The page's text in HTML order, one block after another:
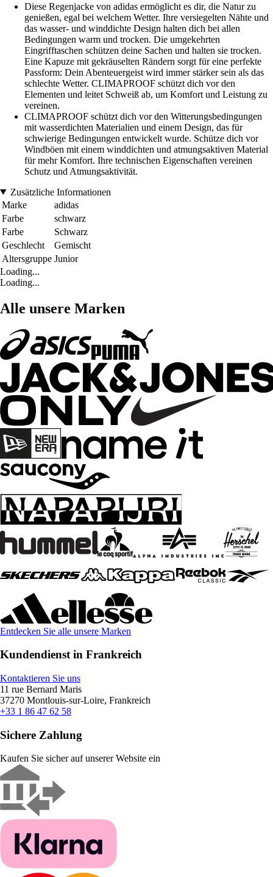
Diese Regenjacke von adidas ermöglicht es dir, die Natur zu
genießen, egal bei welchem Wetter. Ihre versiegelten Nähte und
das wasser- und winddichte Design halten dich bei allen
Bedingungen warm und trocken. Die umgekehrten
Eingrifftaschen schützen deine Sachen und halten sie trocken.
Eine Kapuze mit gekräuselten Rändern sorgt für eine perfekte
Passform: Dein Abenteuergeist wird immer stärker sein als das
schlechte Wetter. CLIMAPROOF schützt dich vor den
Elementen und leitet Schweiß ab, um Komfort und Leistung zu
vereinen.
CLIMAPROOF schützt dich vor den Witterungsbedingungen
mit wasserdichten Materialien und einem Design, das für
schwierige Bedingungen entwickelt wurde. Schütze dich vor
Windböen mit einem winddichten und atmungsaktiven Material
für mehr Komfort. Ihre technischen Eigenschaften vereinen
Schutz und Atmungsaktivität.
Zusätzliche Informationen
Marke
adidas
Farbe
schwarz
Farbe
Schwarz
Geschlecht
Gemischt
Altersgruppe Junior
Loading...
Loading...
Alle unsere Marken
Entdecken Sie alle unsere Marken
Kundendienst in Frankreich
Kontaktieren Sie uns
11 rue Bernard Maris
37270 Montlouis-sur-Loire, Frankreich
+33 1 86 47 62 58
Sichere Zahlung
Kaufen Sie sicher auf unserer Website ein